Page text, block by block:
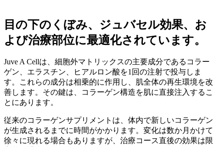
目の下のくぼみ、ジュバセル効果、お
よび治療部位に最適化されています。
Juve A Cellは、細胞外マトリックスの主要成分であるコラー
ゲン、エラスチン、ヒアルロン酸を1回の注射で投与しま
す。これらの成分は相乗的に作用し、肌全体の再生環境を改
善します。その鍵は、コラーゲン構造を肌に直接注入するこ
とにあります。
従来のコラーゲンサプリメントは、体内で新しいコラーゲン
が生成されるまでに時間がかかります。変化は数か月かけて
徐々に現れる場合もありますが、治療コース直後の効果は限